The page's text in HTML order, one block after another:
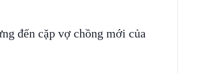
đến cặp vợ chồng mới của